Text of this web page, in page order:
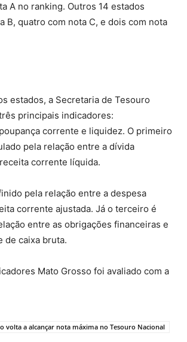
A no ranking. Outros 14 estados
B, quatro com nota C, e dois com nota
estados, a Secretaria de Tesouro
principais indicadores:
corrente e liquidez. O primeiro
pela relação entre a dívida
corrente líquida.
pela relação entre a despesa
corrente ajustada. Já o terceiro é
entre as obrigações financeiras e
de caixa bruta.
Mato Grosso foi avaliado com a
volta a alcançar nota máxima no Tesouro Nacional